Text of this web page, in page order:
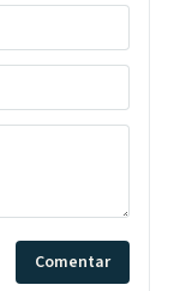
Comentar